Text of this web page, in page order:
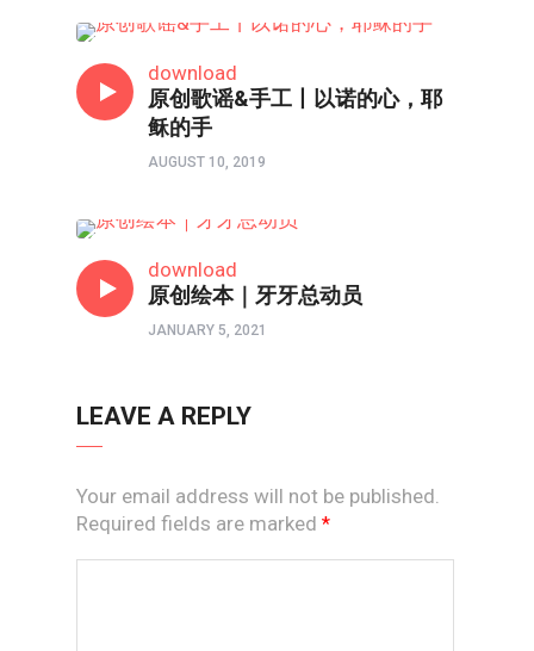
download
原创歌谣&手工丨以诺的心，耶
稣的手
AUGUST 10, 2019
download
原创绘本｜牙牙总动员
JANUARY 5, 2021
LEAVE A REPLY
Your email address will not be published.
Required fields are marked *